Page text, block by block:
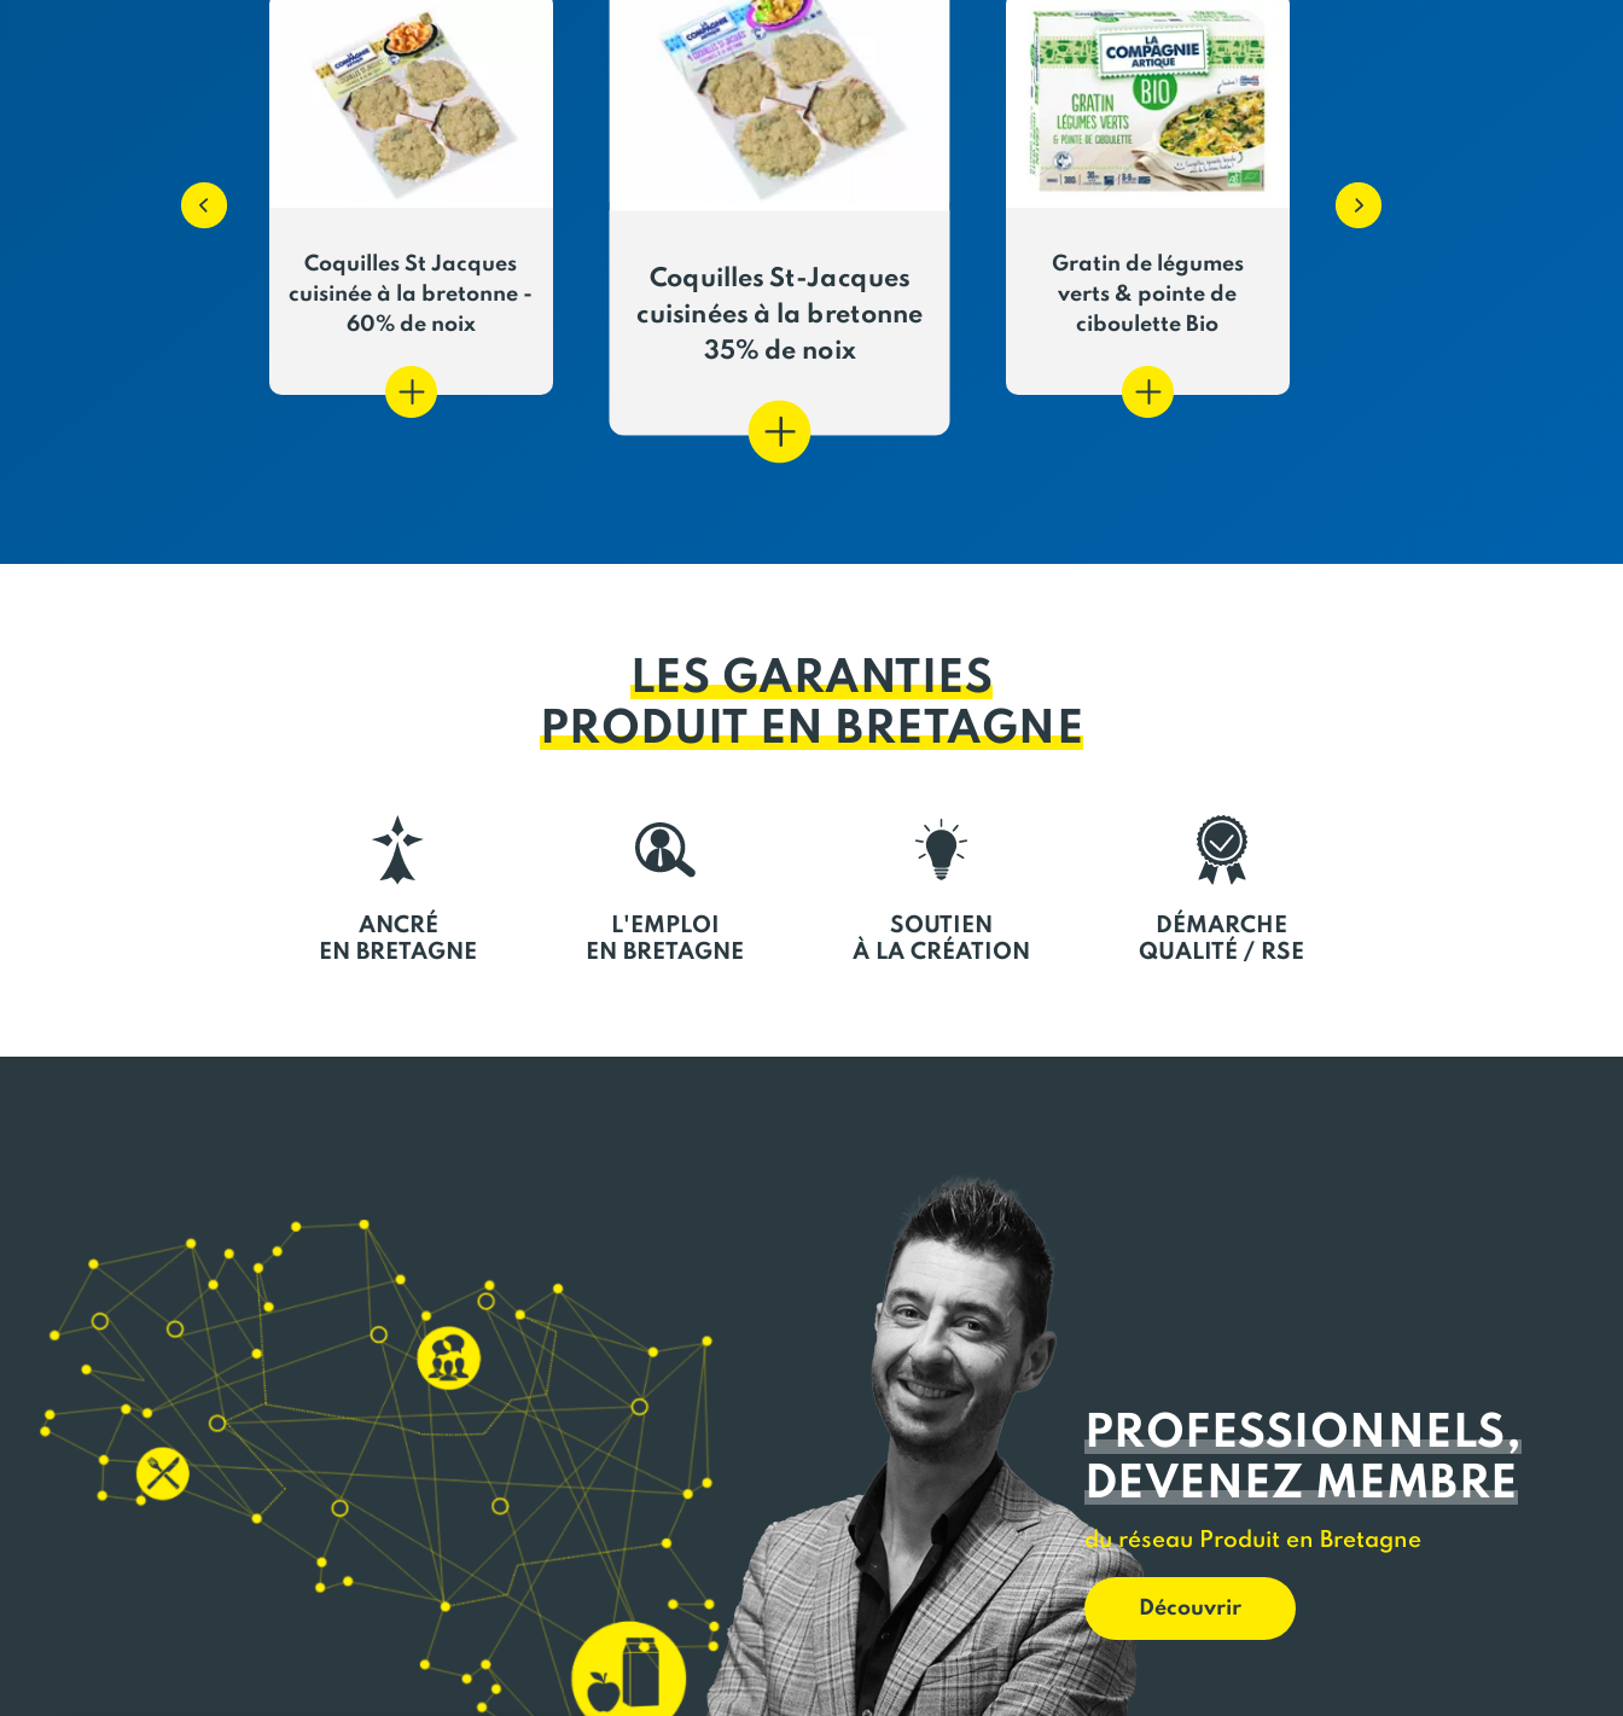
Coquilles St Jacques
cuisinée à la bretonne -
60% de noix
Coquilles St-Jacques
cuisinées à la bretonne
35% de noix
Gratin de légumes
verts & pointe de
ciboulette Bio
LES GARANTIES
PRODUIT EN BRETAGNE
ANCRÉ
EN BRETAGNE
L'EMPLOI
EN BRETAGNE
SOUTIEN
À LA CRÉATION
DÉMARCHE
QUALITÉ / RSE
PROFESSIONNELS,
DEVENEZ MEMBRE
du réseau Produit en Bretagne
Découvrir